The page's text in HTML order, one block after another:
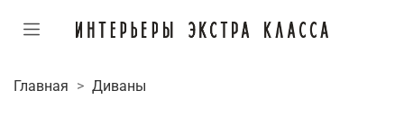
Главная Диваны